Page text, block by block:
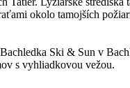
okolo tamojších
Ski & Sun v
s vyhliadkovou vežou.